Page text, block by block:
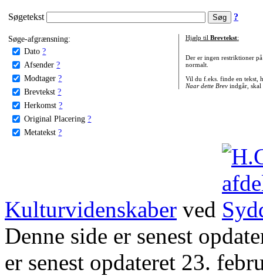
Søgetekst ?
Søge-afgrænsning:
Dato ?
Afsender ?
Modtager ?
Brevtekst ?
Herkomst ?
Original Placering ?
Metatekst ?
Hjælp til Brevtekst:
Der er ingen restriktioner
normalt.
Vil du f.eks. finde en tekst,
Naar dette Brevindgår, skal
Kulturvidenskaber ved
Denne side er senest
er senest opdateret 23.